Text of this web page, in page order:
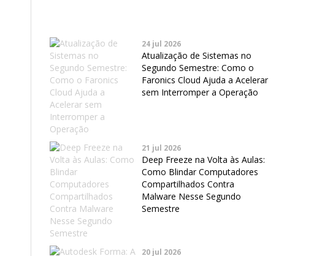
24 jul 2026
Atualização de Sistemas no
Segundo Semestre: Como o
Faronics Cloud Ajuda a Acelerar
sem Interromper a Operação
21 jul 2026
Deep Freeze na Volta às Aulas:
Como Blindar Computadores
Compartilhados Contra
Malware Nesse Segundo
Semestre
20 jul 2026